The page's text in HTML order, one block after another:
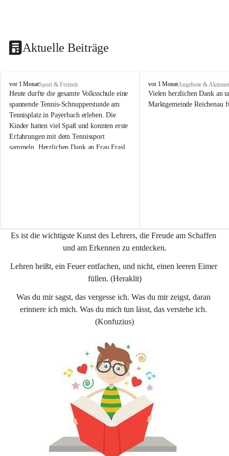
Aktuelle Beiträge
V
o
l
k
s
s
c
h
e
n
vor 1 MonatSport & Freizeit
Heute durfte die gesamte Volksschule eine
spannende Tennis-Schnupperstunde am
Tennisplatz in Payerbach erleben. Die
Kinder hatten viel Spaß und konnten erste
Erfahrungen mit dem Tennissport
sammeln. Herzlichen Dank an Frau Frasl
V
o
l
e
n
a
vor 1 MonatAngebote &
Vielen herzlichen Dank an
Marktgemeinde Reichenau
Es ist die wichtigste Kunst des Lehrers, die Freude am Schaffen
und am Erkennen zu entdecken.
Lehren heißt, ein Feuer entfachen, und nicht, einen leeren Eimer
füllen. (Heraklit)
Was du mir sagst, das vergesse ich. Was du mir zeigst, daran
erinnere ich mich. Was du mich tun lässt, das verstehe ich.
(Konfuzius)